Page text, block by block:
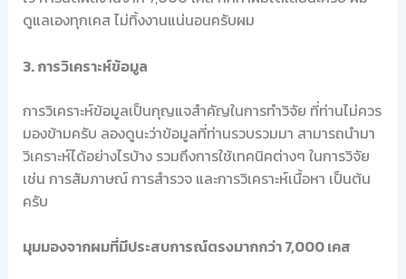
ดูแลเองทุกเคส ไม่ทิ้งงานแน่นอนครับผม
3. การวิเคราะห์ข้อมูล
การวิเคราะห์ข้อมูลเป็นกุญแจสำคัญในการทำวิจัย ที่ท่านไม่ควร
มองข้ามครับ ลองดูนะว่าข้อมูลที่ท่านรวบรวมมา สามารถนำมา
วิเคราะห์ได้อย่างไรบ้าง รวมถึงการใช้เทคนิคต่างๆ ในการวิจัย
เช่น การสัมภาษณ์ การสำรวจ และการวิเคราะห์เนื้อหา เป็นต้น
ครับ
มุมมองจากผมที่มีประสบการณ์ตรงมากกว่า 7,000 เคส